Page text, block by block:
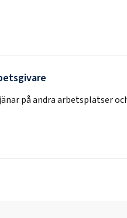
på andra arbetsplatser